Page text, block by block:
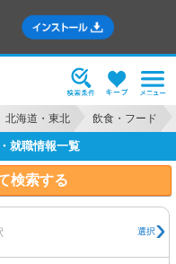
北海道・東北 飲食・フード
就職情報一覧
検索する
選択